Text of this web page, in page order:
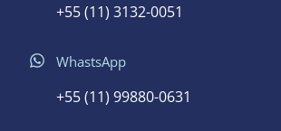
+55 (11) 3132-0051
WhastsApp
+55 (11) 99880-0631